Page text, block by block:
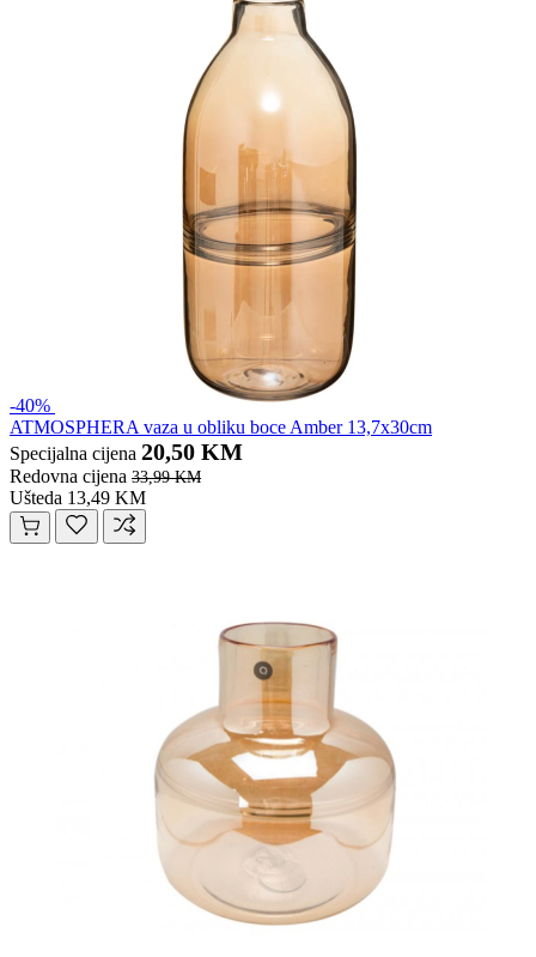
-40%
ATMOSPHERA vaza u obliku boce Amber 13,7x30cm
Specijalna cijena 20,50 KM
Redovna cijena 33,99 KM
Ušteda 13,49 KM